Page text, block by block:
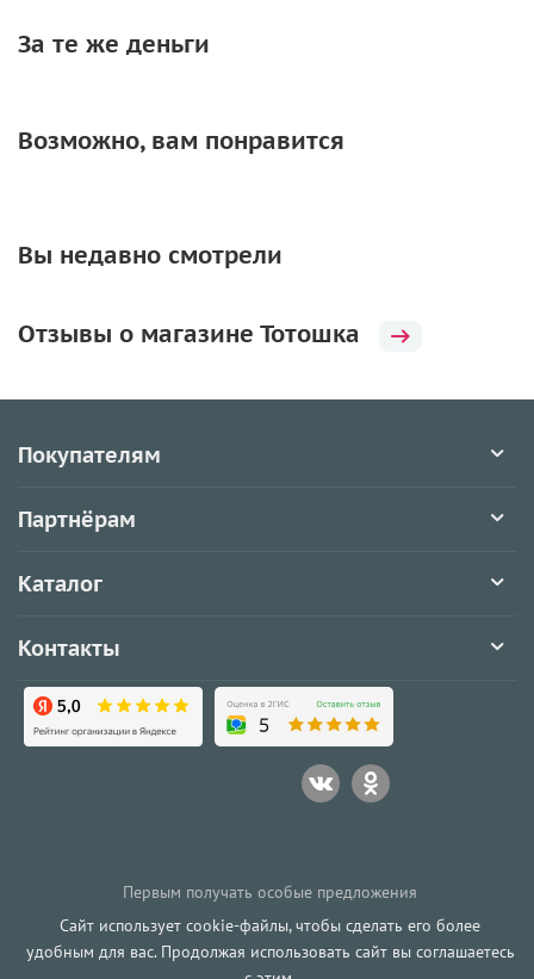
За те же деньги
Возможно, вам понравится
Вы недавно смотрели
Отзывы о магазине Тотошка
Покупателям
Партнёрам
Каталог
Контакты
Первым получать особые предложения
Сайт использует cookie-файлы, чтобы сделать его более
удобным для вас. Продолжая использовать сайт вы соглашаетесь